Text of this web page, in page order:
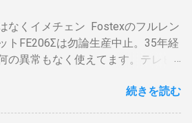
ます。放置すれば燃えます。風に
揺れや、ドラムに風が入るとすぐ
がります。 メリット 火力に対する
い。（蓄熱はゼロ） 二重ドラムに
短時間で焙煎できる チャフがドラム
溜まらない デメリット ザルのように
熱気が溜まらない。 温度計は上昇
」端子とテレビの「地上デジタ
をアンテナケーブルで接続しま
の接続（アンテナケーブル２本必
ンテナ入力」端子へ接続 BDR２の
レビへ（出力）」端子とBDR１の
スター、炊飯器・・・・。 を合計
と 「70アンペア必要」 と表示され
アンペアは高額になりそうで流石
、赤色が安全ブレーカー。安全ブレ
すべて20Aとあります。 そこで一
なくイメチェン Fostexのフルレン
トFE206Σは勿論生産中止。35年経
の異常もなく使えてます。テレビ
てます。リタイヤしてからは音量を
続きを読む